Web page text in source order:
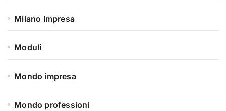
Milano Impresa
Moduli
Mondo impresa
Mondo professioni